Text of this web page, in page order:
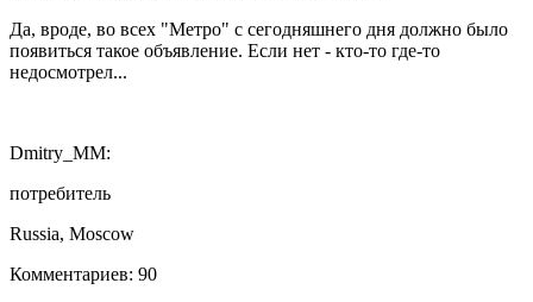
Да, вроде, во всех "Метро" с сегодняшнего дня должно было
появиться такое объявление. Если нет - кто-то где-то
недосмотрел...
Dmitry_MM:
потребитель
Russia, Moscow
Комментариев: 90